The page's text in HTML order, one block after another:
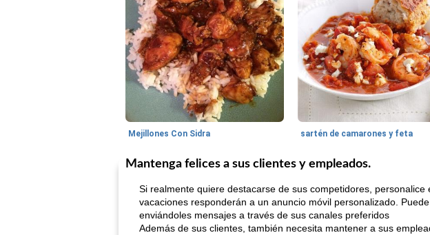
Mejillones Con Sidra sartén de camarones y feta
Mantenga felices a sus clientes y empleados.
Si realmente quiere destacarse de sus competidores,
vacaciones responderán a un anuncio móvil personalizado.
enviándoles mensajes a través de sus canales preferidos
Además de sus clientes, también necesita mantener a sus